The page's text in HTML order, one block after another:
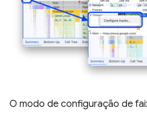
O modo de configuração de